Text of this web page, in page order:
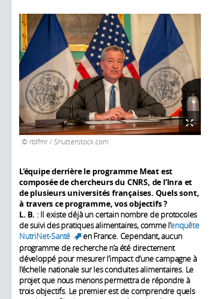
rblfmr / Shutterstock.com
L’équipe derrière le programme Meat est
composée de chercheurs du CNRS, de l’Inra et
de plusieurs universités françaises. Quels sont,
à travers ce programme, vos objectifs?
L. B. : Il existe déjà un certain nombre de protocoles
de suivi des pratiques alimentaires, comme l’enquête
NutriNet-Santé
(link is external)
en France. Cependant, aucun
programme de recherche n’a été directement
développé pour mesurer l’impact d’une campagne à
l’échelle nationale sur les conduites alimentaires. Le
projet que nous menons permettra de répondre à
trois objectifs. Le premier est de comprendre quels